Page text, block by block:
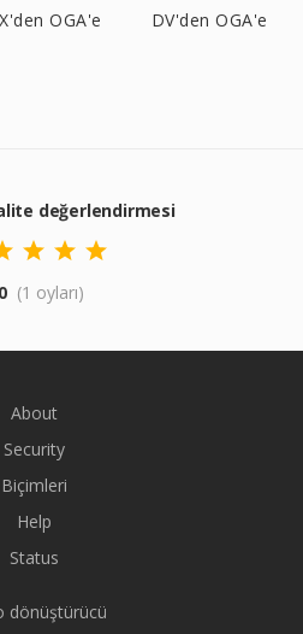
OGA'e DV'den OGA'e
değerlendirmesi
(1 oyları)
About
Security
Biçimleri
Help
Status
dönüştürücü